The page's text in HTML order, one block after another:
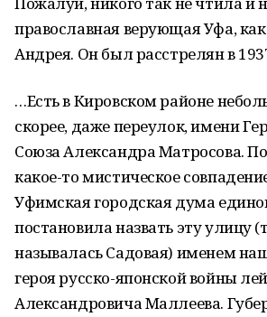
православная верующая Уфа,
Андрея. Он был расстрелян в
…Есть в Кировском районе
скорее, даже переулок, имени
Союза Александра Матросова.
какое-то мистическое
Уфимская городская дума
постановила назвать эту улицу
называлась Садовая) именем
героя русско-японской войны
Александровича Маллеева.